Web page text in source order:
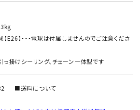
3kg
E26】・・・電球は付属しませんのでご注意くださ
っ掛けシーリング、チェーン一体型です
■送料について